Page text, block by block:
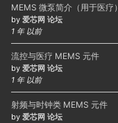
MEMS 微泵简介（用于医疗）
by 爱芯网 论坛
1 年 以前
流控与医疗 MEMS 元件
by 爱芯网 论坛
1 年 以前
射频与时钟类 MEMS 元件
by 爱芯网 论坛